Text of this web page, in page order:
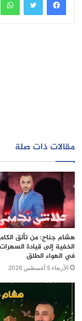
مقالات ذات صلة
هشام جناح: من تألق
الخفية إلى قيادة
في الهواء الطلق
الأربعاء 5 أغسطس 2026